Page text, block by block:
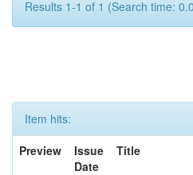
Results 1-1 of 1 (Search time:
Item hits:
Preview
Issue
Date
Title